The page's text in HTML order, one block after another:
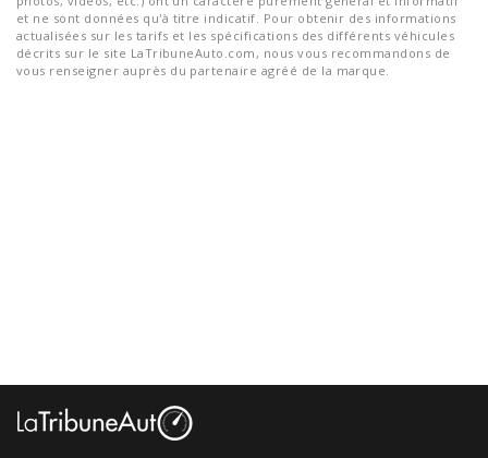
et ne sont données qu'à titre indicatif. Pour obtenir des informations
actualisées sur les tarifs et les spécifications des différents véhicules
décrits sur le site LaTribuneAuto.com, nous vous recommandons de
vous renseigner auprès du partenaire agréé de la marque.